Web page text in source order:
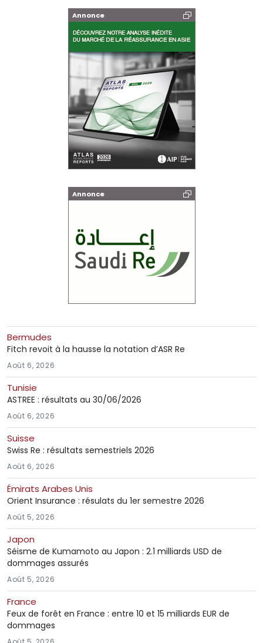
Annonce
Annonce
Bermudes
Fitch revoit à la hausse la notation d’ASR Re
Août 6, 2026
Tunisie
ASTREE : résultats au 30/06/2026
Août 6, 2026
Suisse
Swiss Re : résultats semestriels 2026
Août 6, 2026
Émirats Arabes Unis
Orient Insurance : résulats du 1er semestre 2026
Août 5, 2026
Japon
Séisme de Kumamoto au Japon : 2.1 milliards USD de
dommages assurés
Août 5, 2026
France
Feux de forêt en France : entre 10 et 15 milliards EUR de
dommages